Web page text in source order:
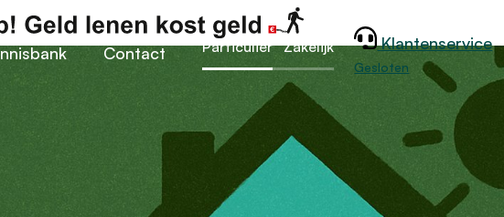
Contact Particulier Zakelijk Klantenservice
Gesloten